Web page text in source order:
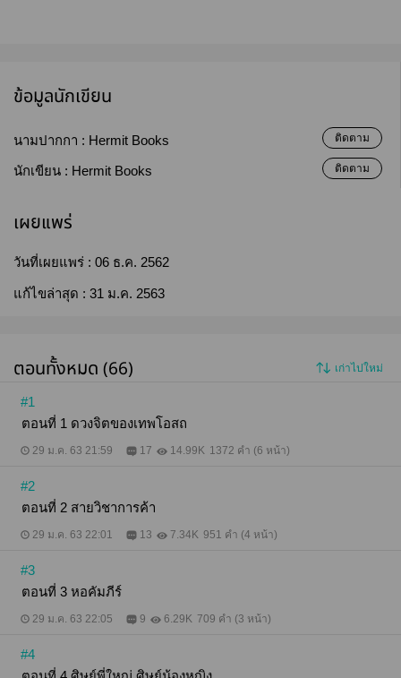
ข้อมูลนักเขียน
นามปากกา : Hermit Books ติดตาม
นักเขียน : Hermit Books ติดตาม
เผยแพร่
วันที่เผยแพร่ : 06 ธ.ค. 2562
แก้ไขล่าสุด : 31 ม.ค. 2563
ตอนทั้งหมด (66) เก่าไปใหม่
#1
ตอนที่ 1 ดวงจิตของเทพโอสถ
29 ม.ค. 63 21:59 17 14.99K 1372 คำ (6 หน้า)
#2
ตอนที่ 2 สายวิชาการค้า
29 ม.ค. 63 22:01 13 7.34K 951 คำ (4 หน้า)
#3
ตอนที่ 3 หอคัมภีร์
29 ม.ค. 63 22:05 9 6.29K 709 คำ (3 หน้า)
#4